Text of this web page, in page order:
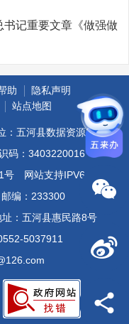
书记重要文章《做强做
助
隐私声明
站点地图
：五河县数据资源管理局
码：3403220016
号
网站支持IPV6
邮编：233300
址：五河县惠民路8号
5037911